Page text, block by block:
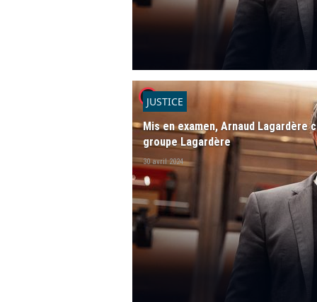
player2JUSTICE
Mis en examen, Arnaud Lagardère
groupe Lagardère
30 avril 2024